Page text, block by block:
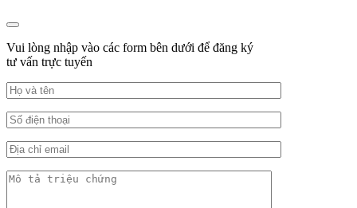
Vui lòng nhập vào các form bên dưới để đăng ký
tư vấn trực tuyến